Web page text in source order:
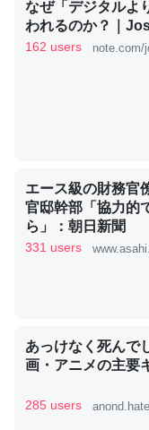
ど、短期記憶とい
かりやすく強くなり
─GPTの仕組みと限界
昆虫ってカルシウ
コオロギのカルシ
─ニュース :: 【研究発
論文では「淡水は
利だから両方が拮
いる鋏角類（カブ
ずキチンを強化し
なぜ「デジタルよ
われるのか？｜
162 users note.com/
エース級の財務官
官邸幹部「協力的
ら」：朝日新聞
331 users
あっけなく死んで
画・アニメの主要
285 users